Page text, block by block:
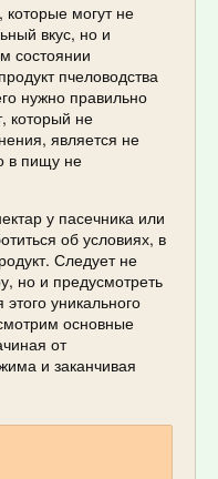
которые могут не
вкус, но и
состоянии
пчеловодства
нужно правильно
который не
является не
в пищу не
у пасечника или
об условиях, в
Следует не
но и предусмотреть
уникального
основные
от
и заканчивая